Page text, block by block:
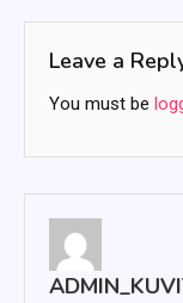
Leave a
You must be